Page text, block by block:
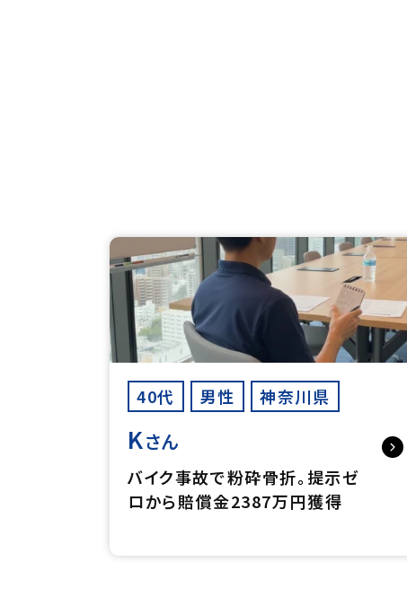
40代 男性 神奈川県
Kさん
バイク事故で粉砕骨折。提示ゼ
ロから賠償金2387万円獲得